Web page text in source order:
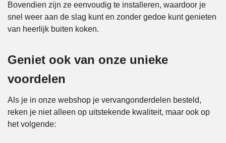
Bovendien zijn ze eenvoudig te installeren, waardoor je
snel weer aan de slag kunt en zonder gedoe kunt genieten
van heerlijk buiten koken.
Geniet ook van onze unieke
voordelen
Als je in onze webshop je vervangonderdelen besteld,
reken je niet alleen op uitstekende kwaliteit, maar ook op
het volgende: